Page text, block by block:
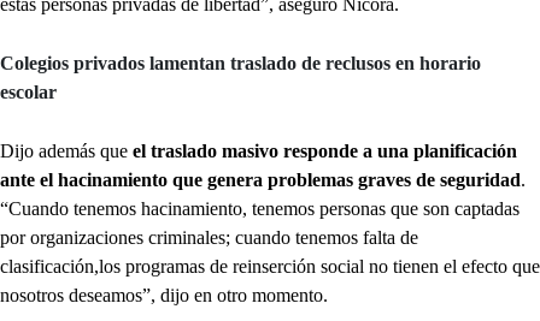
Colegios privados lamentan traslado de reclusos en horario
escolar
Dijo además que el traslado masivo responde a una planificación
ante el hacinamiento que genera problemas graves de seguridad.
“Cuando tenemos hacinamiento, tenemos personas que son captadas
por organizaciones criminales; cuando tenemos falta de
clasificación,los programas de reinserción social no tienen el efecto que
nosotros deseamos”, dijo en otro momento.